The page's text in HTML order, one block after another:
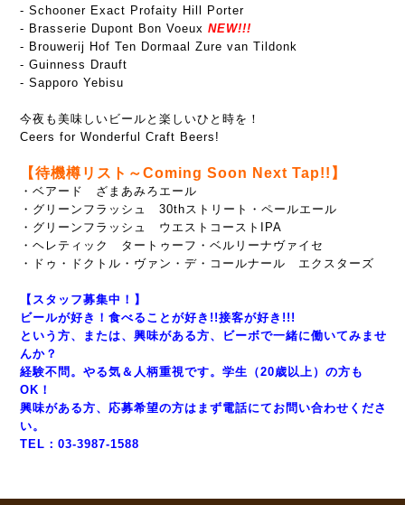
- Schooner Exact Profaity Hill Porter
- Brasserie Dupont Bon Voeux NEW!!!
- Brouwerij Hof Ten Dormaal Zure van Tildonk
- Guinness Drauft
- Sapporo Yebisu
今夜も美味しいビールと楽しいひと時を！
Ceers for Wonderful Craft Beers!
【待機樽リスト～Coming Soon Next Tap!!】
・ベアード ざまあみろエール
・グリーンフラッシュ 30thストリート・ペールエール
・グリーンフラッシュ ウエストコーストIPA
・ヘレティック タートゥーフ・ベルリーナヴァイセ
・ドゥ・ドクトル・ヴァン・デ・コールナール エクスターズ
【スタッフ募集中！】
ビールが好き！食べることが好き!!接客が好き!!!
という方、または、興味がある方、ビーボで一緒に働いてみませ
んか？
経験不問。やる気＆人柄重視です。学生（20歳以上）の方も
OK！
興味がある方、応募希望の方はまず電話にてお問い合わせくださ
い。
TEL：03-3987-1588